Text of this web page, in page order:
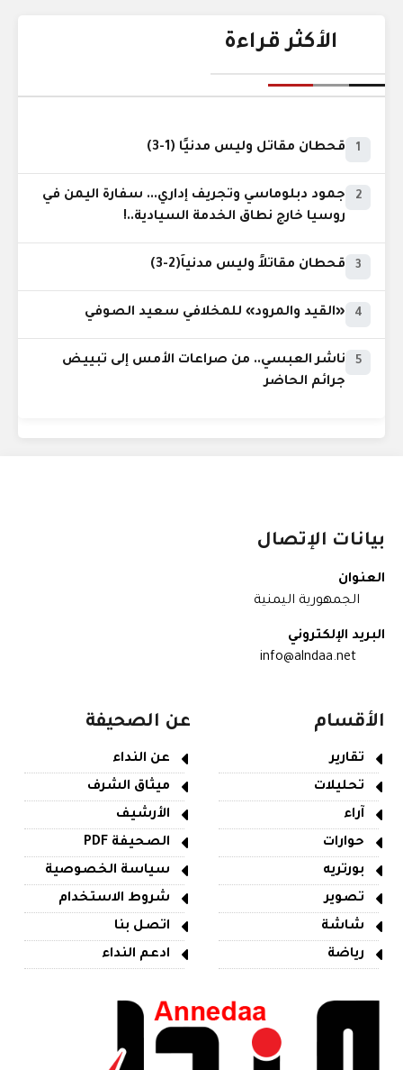
الأكثر قراءة
1 قحطان مقاتل وليس مدنيًا (1-3)
2
جمود دبلوماسي وتجريف إداري... سفارة اليمن في
روسيا خارج نطاق الخدمة السيادية..!
3 قحطان مقاتلاً وليس مدنياً(2-3)
4 «القيد والمرود» للمخلافي سعيد الصوفي
5
ناشر العبسي.. من صراعات الأمس إلى تبييض
جرائم الحاضر
بيانات الإتصال
العنوان
الجمهورية اليمنية
البريد الإلكتروني
info@alndaa.net
الأقسام
تقارير
تحليلات
آراء
حوارات
بورتريه
تصوير
شاشة
رياضة
عن الصحيفة
عن النداء
ميثاق الشرف
الأرشيف
الصحيفة PDF
سياسة الخصوصية
شروط الاستخدام
اتصل بنا
ادعم النداء